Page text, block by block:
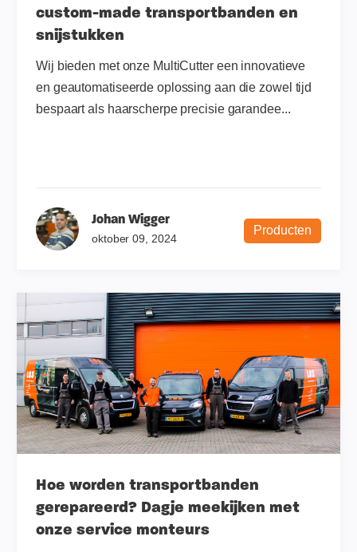
custom-made transportbanden en
snijstukken
Wij bieden met onze MultiCutter een innovatieve
en geautomatiseerde oplossing aan die zowel tijd
bespaart als haarscherpe precisie garandee...
Johan Wigger
oktober 09, 2024
Producten
Hoe worden transportbanden
gerepareerd? Dagje meekijken met
onze service monteurs